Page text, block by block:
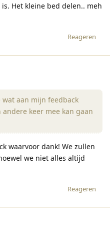
Het kleine bed delen.. meh
Reageren
aan mijn feedback
keer mee kan gaan
waarvoor dank! We zullen
we niet alles altijd
Reageren